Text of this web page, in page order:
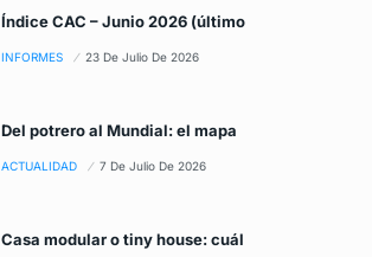
Índice CAC – Junio 2026 (último
INFORMES 23 De Julio De 2026
Del potrero al Mundial: el mapa
ACTUALIDAD 7 De Julio De 2026
Casa modular o tiny house: cuál